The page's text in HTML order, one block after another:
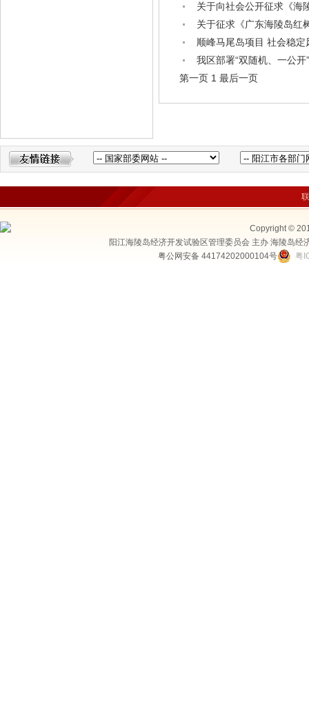
关于向社会公开征求《海
关于征求《广东海陵岛红
顺峰马尾岛项目 社会稳
我区部署“双随机、一公开
第一页 1 最后一页
Copyright ©
阳江海陵岛经济开发试验区管理委员会 主办 海陵岛
粤公网安备 44174202000104号
粤